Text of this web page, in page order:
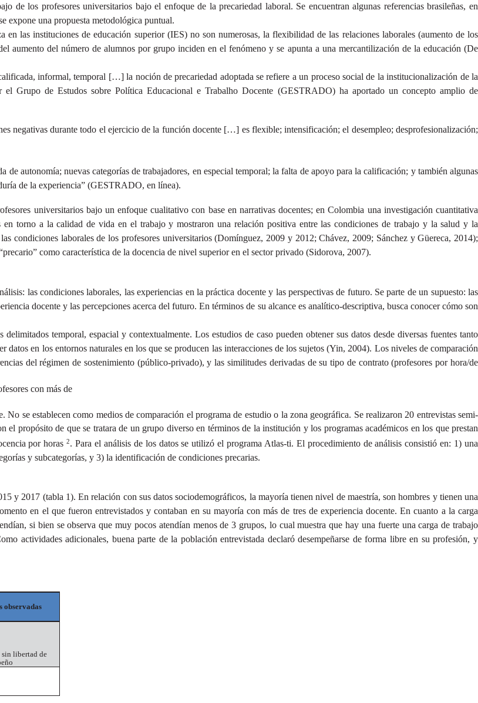
de los profesores universitarios bajo el enfoque de la precariedad laboral. Se encuentran algunas referencias brasileñas, en
expone una propuesta metodológica puntual.
en las instituciones de educación superior (IES) no son numerosas, la flexibilidad de las relaciones laborales (aumento de los
aumento del número de alumnos por grupo inciden en el fenómeno y se apunta a una mercantilización de la educación (De
informal, temporal […] la noción de precariedad adoptada se refiere a un proceso social de la institucionalización de la
el Grupo de Estudos sobre Política Educacional e Trabalho Docente (GESTRADO) ha aportado un concepto amplio de
negativas durante todo el ejercicio de la función docente […] es flexible; intensificación; el desempleo; desprofesionalización;
autonomía; nuevas categorías de trabajadores, en especial temporal; la falta de apoyo para la calificación; y también algunas
de la experiencia” (GESTRADO, en línea).
universitarios bajo un enfoque cualitativo con base en narrativas docentes; en Colombia una investigación cuantitativa
torno a la calidad de vida en el trabajo y mostraron una relación positiva entre las condiciones de trabajo y la salud y la
condiciones laborales de los profesores universitarios (Domínguez, 2009 y 2012; Chávez, 2009; Sánchez y Güereca, 2014);
como característica de la docencia de nivel superior en el sector privado (Sidorova, 2007).
las condiciones laborales, las experiencias en la práctica docente y las perspectivas de futuro. Se parte de un supuesto: las
docente y las percepciones acerca del futuro. En términos de su alcance es analítico-descriptiva, busca conocer cómo son
temporal, espacial y contextualmente. Los estudios de caso pueden obtener sus datos desde diversas fuentes tanto
en los entornos naturales en los que se producen las interacciones de los sujetos (Yin, 2004). Los niveles de comparación
del régimen de sostenimiento (público-privado), y las similitudes derivadas de su tipo de contrato (profesores por hora/de
con más de
No se establecen como medios de comparación el programa de estudio o la zona geográfica. Se realizaron 20 entrevistas semi-
el propósito de que se tratara de un grupo diverso en términos de la institución y los programas académicos en los que prestan
por horas2. Para el análisis de los datos se utilizó el programa Atlas-ti. El procedimiento de análisis consistió en: 1) una
y subcategorías, y 3) la identificación de condiciones precarias.
y 2017 (tabla 1). En relación con sus datos sociodemográficos, la mayoría tienen nivel de maestría, son hombres y tienen una
en el que fueron entrevistados y contaban en su mayoría con más de tres de experiencia docente. En cuanto a la carga
si bien se observa que muy pocos atendían menos de 3 grupos, lo cual muestra que hay una fuerte una carga de trabajo
actividades adicionales, buena parte de la población entrevistada declaró desempeñarse de forma libre en su profesión, y
observadas
libertad de